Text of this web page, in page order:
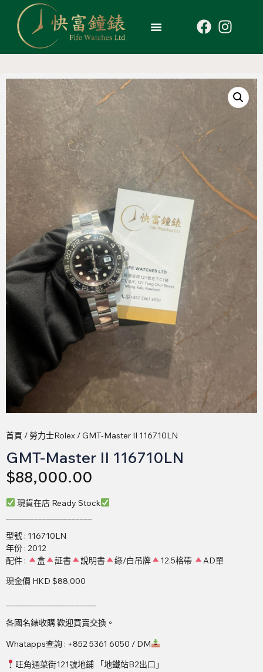
首頁 /勞力士Rolex / GMT-Master II 116710LN
GMT-Master II 116710LN
$88,000.00
現貨在店 Ready Stock
型號 : 116710LN
年份 : 2012
配件 :
盒 証書 說明書 綠/白吊牌 12.5格帶
AD單
現金價 HKD $88,000
各國名錶收購 歡迎買賣交換。
Whatapps查詢 : +852 5361 6050 / DM
旺角通菜街121號地鋪 「地鐵站B2出口」